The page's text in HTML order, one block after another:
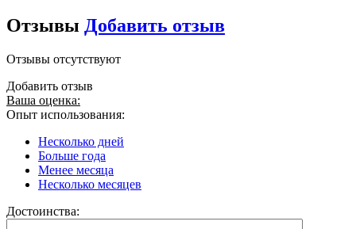
Отзывы Добавить отзыв
Отзывы отсутствуют
Добавить отзыв
Ваша оценка:
Опыт использования:
Несколько дней
Больше года
Менее месяца
Несколько месяцев
Достоинства: